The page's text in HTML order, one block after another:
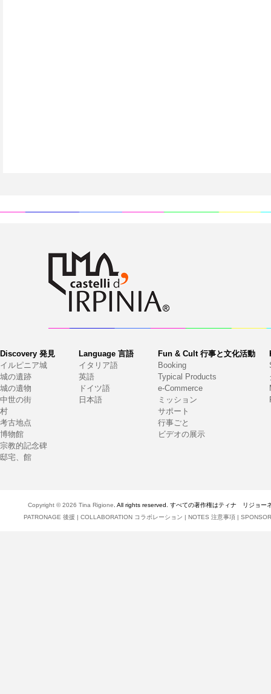
Discovery 発見
イルピニア城
城の遺跡
城の遺物
中世の街
村
考古地点
博物館
宗教的記念碑
邸宅、館
Language 言語
イタリア語
英語
ドイツ語
日本語
Fun & Cult 行事と文化活動
Booking
Typical Products
e-Commerce
ミッション
サポート
行事ごと
ビデオの展示
Copyright © 2026 Tina Rigione . All rights reserved. すべての著作権はティナ リジョー
PATRONAGE 後援 | COLLABORATION コラボレーション | NOTES 注意事項 |